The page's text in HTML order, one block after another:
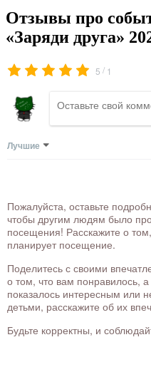
Отзывы про
«Заряди друга»
5 / 1
Лучшие
Пожалуйста, оставьте
чтобы другим людям было
посещения! Расскажите о том,
планирует посещение.
Поделитесь с своими
о том, что вам понравилось,
показалось интересным или
детьми, расскажите об их
Будьте корректны, и